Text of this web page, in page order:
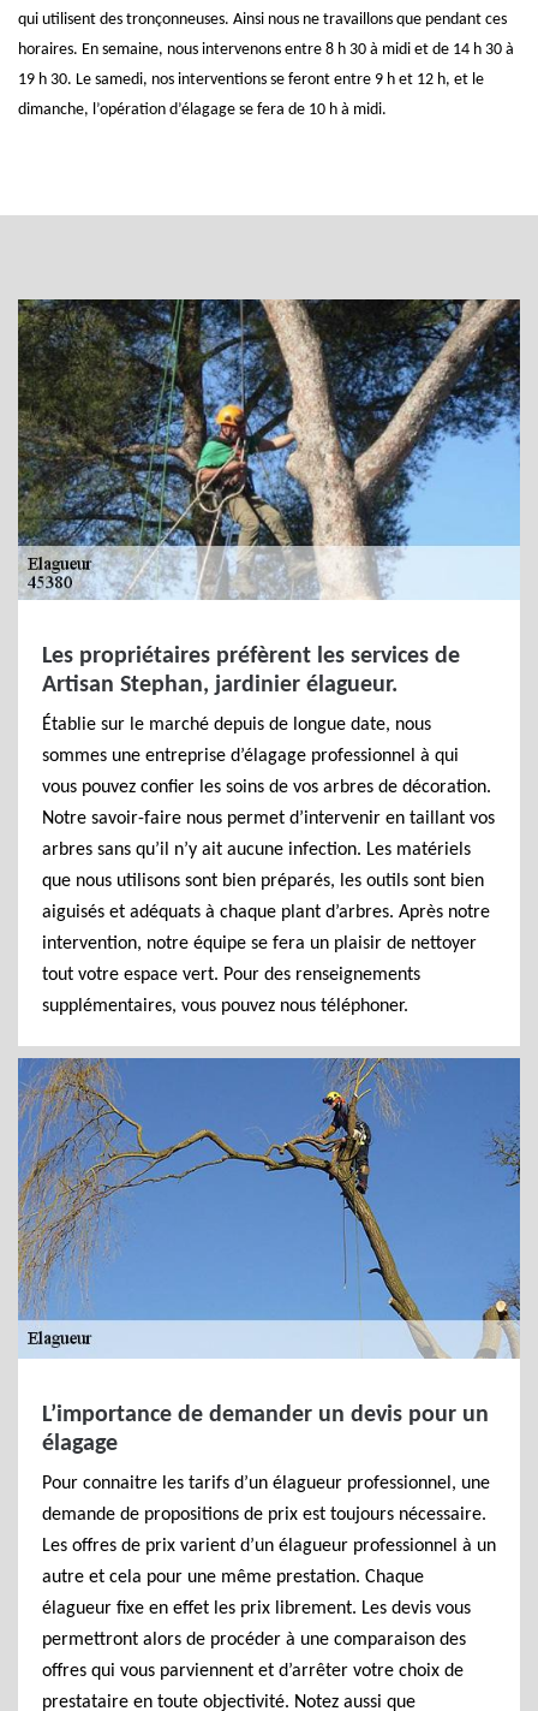
qui utilisent des tronçonneuses. Ainsi nous ne travaillons que pendant ces
horaires. En semaine, nous intervenons entre 8 h 30 à midi et de 14 h 30 à
19 h 30. Le samedi, nos interventions se feront entre 9 h et 12 h, et le
dimanche, l’opération d’élagage se fera de 10 h à midi.
Les propriétaires préfèrent les services de
Artisan Stephan, jardinier élagueur.
Établie sur le marché depuis de longue date, nous
sommes une entreprise d’élagage professionnel à qui
vous pouvez confier les soins de vos arbres de décoration.
Notre savoir-faire nous permet d’intervenir en taillant vos
arbres sans qu’il n’y ait aucune infection. Les matériels
que nous utilisons sont bien préparés, les outils sont bien
aiguisés et adéquats à chaque plant d’arbres. Après notre
intervention, notre équipe se fera un plaisir de nettoyer
tout votre espace vert. Pour des renseignements
supplémentaires, vous pouvez nous téléphoner.
L’importance de demander un devis pour un
élagage
Pour connaitre les tarifs d’un élagueur professionnel, une
demande de propositions de prix est toujours nécessaire.
Les offres de prix varient d’un élagueur professionnel à un
autre et cela pour une même prestation. Chaque
élagueur fixe en effet les prix librement. Les devis vous
permettront alors de procéder à une comparaison des
offres qui vous parviennent et d’arrêter votre choix de
prestataire en toute objectivité. Notez aussi que